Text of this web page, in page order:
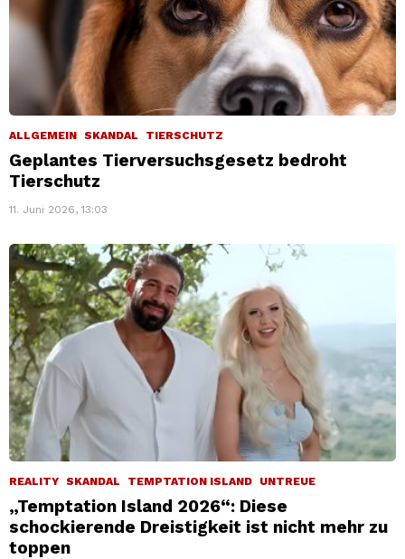
ALLGEMEIN SKANDAL TIERSCHUTZ
Geplantes Tierversuchsgesetz bedroht
Tierschutz
11. Juni 2026, 13:03
REALITY SKANDAL TEMPTATION ISLAND UNTREUE
„Temptation Island 2026“: Diese
schockierende Dreistigkeit ist nicht mehr zu
toppen